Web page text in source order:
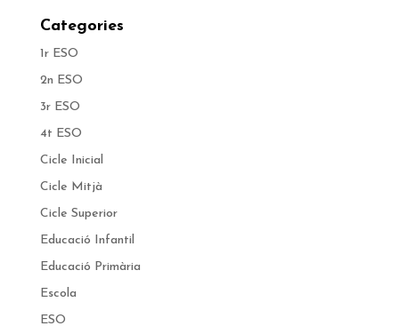
Categories
1r ESO
2n ESO
3r ESO
4t ESO
Cicle Inicial
Cicle Mitjà
Cicle Superior
Educació Infantil
Educació Primària
Escola
ESO